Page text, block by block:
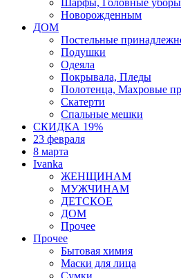
Шарфы, Головные уборы
Новорожденным
ДОМ
Постельные
Подушки
Одеяла
Покрывала, Пледы
Полотенца, Махровые
Скатерти
Спальные мешки
СКИДКА 19%
23 февраля
8 марта
Ivanka
ЖЕНЩИНАМ
МУЖЧИНАМ
ДЕТСКОЕ
ДОМ
Прочее
Прочее
Бытовая химия
Маски для лица
Сумки